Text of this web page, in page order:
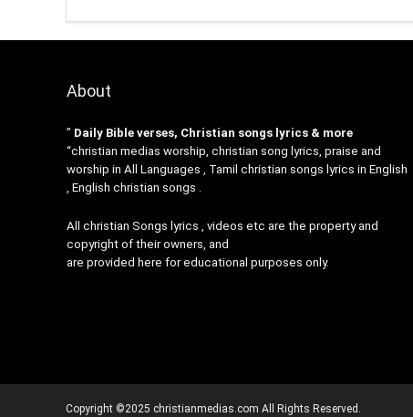
About
” Daily Bible verses, Christian songs lyrics & more
“christian medias worship, christian song lyrics, praise and
worship in All Languages , Tamil christian songs lyrics in English
, English christian songs .
All christian Songs lyrics , videos etc are the property and
copyright of their owners, and
are provided here for educational purposes only.
Copyright ©2025 christianmedias.com All Rights Reserved.